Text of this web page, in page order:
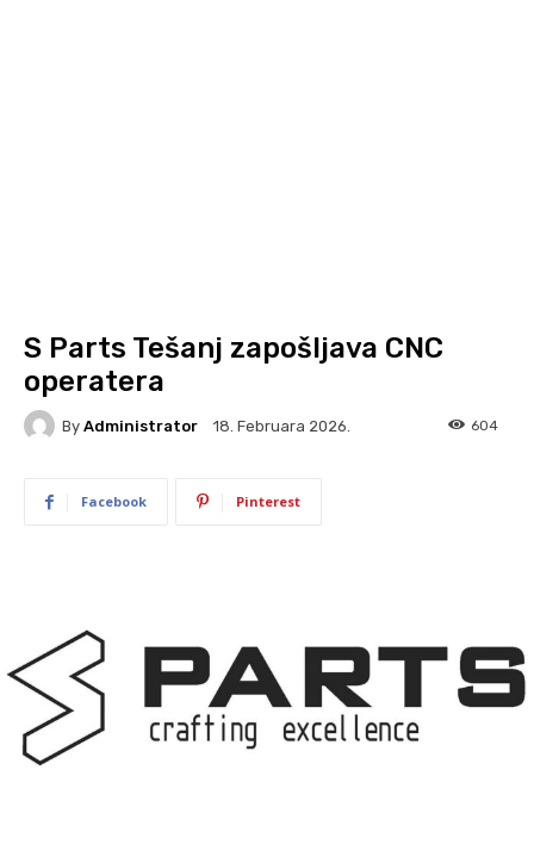
S Parts Tešanj zapošljava CNC
operatera
By Administrator 18. Februara 2026. 604
Facebook Pinterest